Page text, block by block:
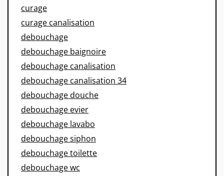
curage
curage canalisation
debouchage
debouchage baignoire
debouchage canalisation
debouchage canalisation 34
debouchage douche
debouchage evier
debouchage lavabo
debouchage siphon
debouchage toilette
debouchage wc